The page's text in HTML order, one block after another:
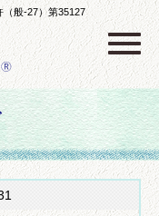
（般-27）第35127
Click